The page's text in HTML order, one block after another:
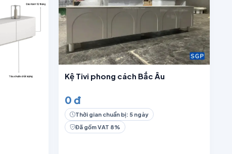
Kệ Tivi phong cách Bắc Âu
0 đ
Thời gian chuẩn bị: 5 ngày
Đã gồm VAT 8%